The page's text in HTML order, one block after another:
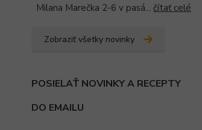
Milana Marečka 2-6 v pasá... čítať celé
Zobraziť všetky novinky
POSIELAŤ NOVINKY A RECEPTY
DO EMAILU